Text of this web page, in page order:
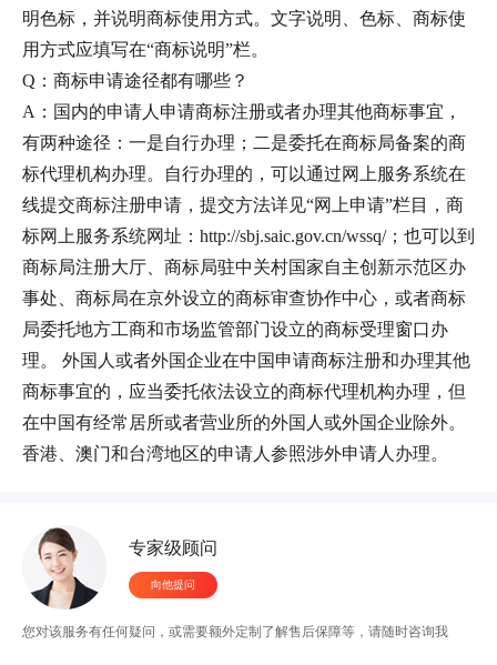
明色标，并说明商标使用方式。文字说明、色标、商标使
用方式应填写在“商标说明”栏。
Q：商标申请途径都有哪些？
A：国内的申请人申请商标注册或者办理其他商标事宜，
有两种途径：一是自行办理；二是委托在商标局备案的商
标代理机构办理。自行办理的，可以通过网上服务系统在
线提交商标注册申请，提交方法详见“网上申请”栏目，商
标网上服务系统网址：http://sbj.saic.gov.cn/wssq/；也可以到
商标局注册大厅、商标局驻中关村国家自主创新示范区办
事处、商标局在京外设立的商标审查协作中心，或者商标
局委托地方工商和市场监管部门设立的商标受理窗口办
理。 外国人或者外国企业在中国申请商标注册和办理其他
商标事宜的，应当委托依法设立的商标代理机构办理，但
在中国有经常居所或者营业所的外国人或外国企业除外。
香港、澳门和台湾地区的申请人参照涉外申请人办理。
专家级顾问
向他提问
您对该服务有任何疑问，或需要额外定制了解售后保障等，请随时咨询我
4小时前 138****6845成功申请文字作品
4小时前 136****5125成功申请艺术作品
3小时前 138****9512成功申请文字作品
2小时前 199****5586成功申请美术作品